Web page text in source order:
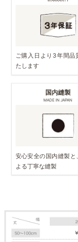
ご購入日より3年間品
たします
国内縫製
MADE IN JAPAN
安心安全の国内縫製と
よる丁寧な縫製